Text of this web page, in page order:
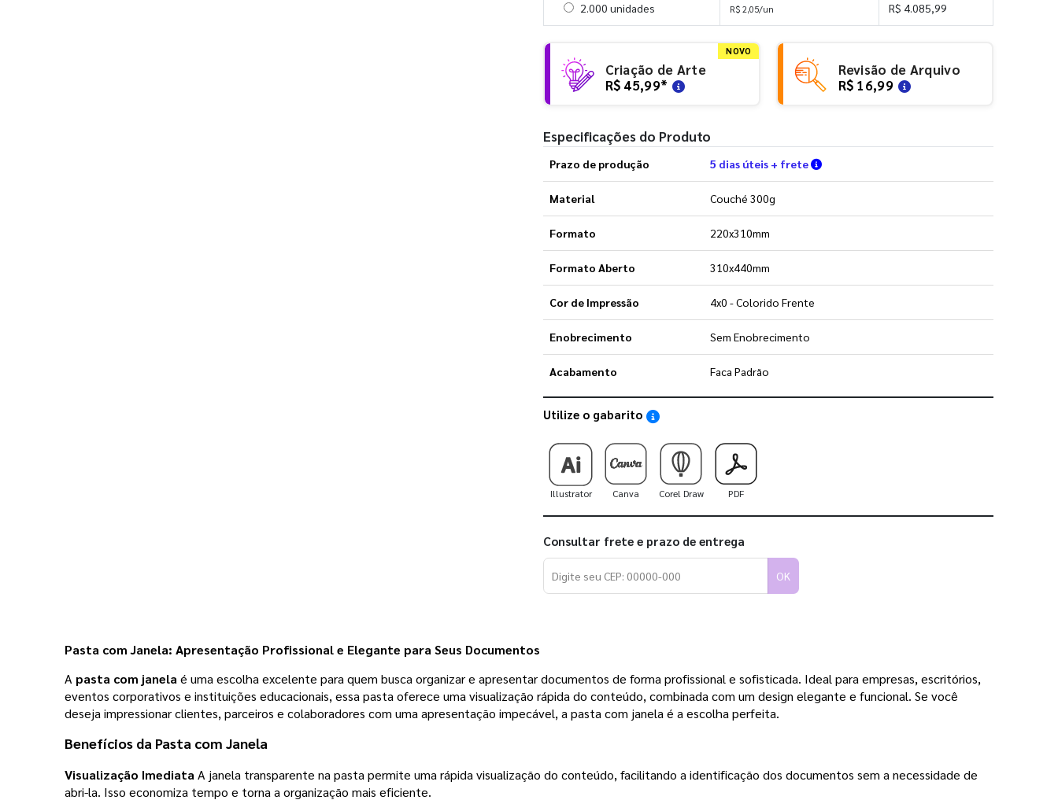
Selecionar 2000 unidades
2.000 unidades R$ 2,05/un R$ 4.085,99
NOVO
Criação de Arte
R$ 45,99*
Revisão de Arquivo
R$ 16,99
Especificações do Produto
Prazo de produção 5 dias úteis + frete Verifique as condições de entrega
Material Couché 300g
Formato 220x310mm
Formato Aberto 310x440mm
Cor de Impressão 4x0 - Colorido Frente
Enobrecimento Sem Enobrecimento
Acabamento Faca Padrão
Utilize o gabarito Saiba como utilizar os nossos gabaritos
Illustrator Canva Corel Draw PDF
Consultar frete e prazo de entrega
OK
Pasta com Janela: Apresentação Profissional e Elegante para Seus Documentos
A pasta com janela é uma escolha excelente para quem busca organizar e apresentar documentos de forma profissional e sofisticada. Ideal para empresas, escritórios,
eventos corporativos e instituições educacionais, essa pasta oferece uma visualização rápida do conteúdo, combinada com um design elegante e funcional. Se você
deseja impressionar clientes, parceiros e colaboradores com uma apresentação impecável, a pasta com janela é a escolha perfeita.
Benefícios da Pasta com Janela
Visualização Imediata A janela transparente na pasta permite uma rápida visualização do conteúdo, facilitando a identificação dos documentos sem a necessidade de
abri-la. Isso economiza tempo e torna a organização mais eficiente.